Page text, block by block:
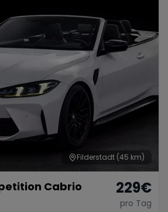
Filderstadt (45 km)
Cabrio 229€
pro Tag